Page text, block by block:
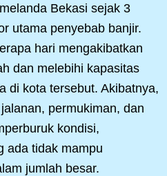
Bekasi sejak 3
utama penyebab banjir.
hari mengakibatkan
dan melebihi kapasitas
di kota tersebut. Akibatnya,
permukiman, dan
kondisi,
ada tidak mampu
jumlah besar.